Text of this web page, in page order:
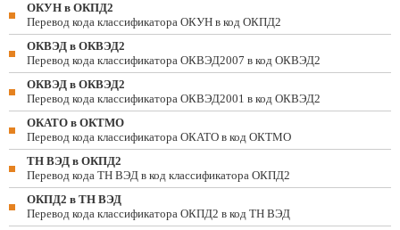
ОКУН в ОКПД2
Перевод кода классификатора ОКУН в код ОКПД2
ОКВЭД в ОКВЭД2
Перевод кода классификатора ОКВЭД2007 в код ОКВЭД2
ОКВЭД в ОКВЭД2
Перевод кода классификатора ОКВЭД2001 в код ОКВЭД2
ОКАТО в ОКТМО
Перевод кода классификатора ОКАТО в код ОКТМО
ТН ВЭД в ОКПД2
Перевод кода ТН ВЭД в код классификатора ОКПД2
ОКПД2 в ТН ВЭД
Перевод кода классификатора ОКПД2 в код ТН ВЭД